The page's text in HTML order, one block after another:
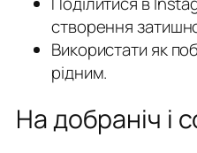
створення
Використати як
рідним.
На добраніч і